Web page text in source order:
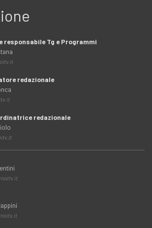
responsabile Tg e Programmi
redazionale
redazionale